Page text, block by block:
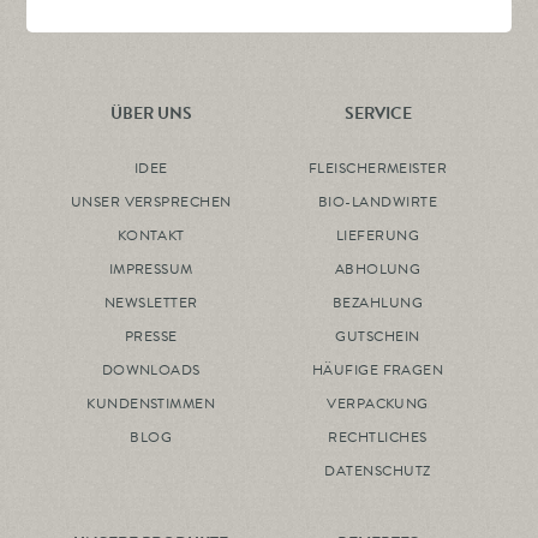
ÜBER UNS
IDEE
UNSER VERSPRECHEN
KONTAKT
IMPRESSUM
NEWSLETTER
PRESSE
DOWNLOADS
KUNDENSTIMMEN
BLOG
SERVICE
FLEISCHERMEISTER
BIO-LANDWIRTE
LIEFERUNG
ABHOLUNG
BEZAHLUNG
GUTSCHEIN
HÄUFIGE FRAGEN
VERPACKUNG
RECHTLICHES
DATENSCHUTZ